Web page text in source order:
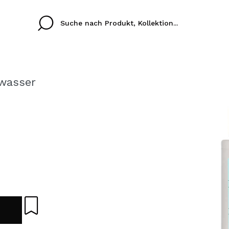
ICH
Durch die Erstellung
Einkäufe schnell
colori